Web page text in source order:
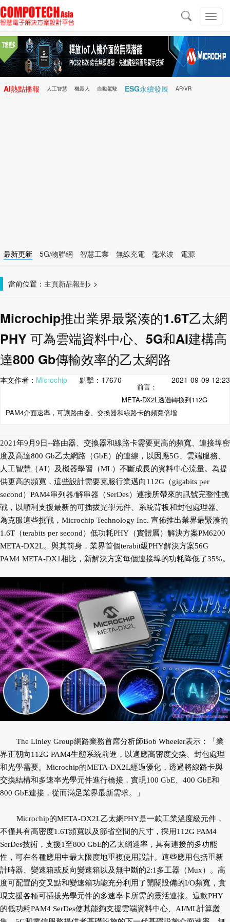
切
換
導
導
航
AI熱點播報 人工智慧 機器人 自動駕駛 ESG永續發展 AR/VR
最新更新 5G/物聯網 智慧工業 無線充電 毫米波
電源
當前位置： 主頁 >
新品報到 >
Microchip推出業界最緊湊的1.6T乙太網
PHY 可為雲端資料中心、5G和AI建構高
達800 Gb傳輸效率的乙太網路
本文作者： Microchip 點擊： 17670 2021-09-09 12:23
前言：
META-DX2L透過轉換到112G
PAM4介面速率，可讓路由器、交換器和線路卡的頻寬倍增
2021年9月9日--路由器、交換器和線路卡需要更高的頻寬、連接埠密
度及高達800 Gb乙太網路（GbE）的連線，以因應5G、雲端服務、
人工智慧（AI）及機器學習（ML）不斷成長的資料中心流量。為提
供更高的頻寬，這些設計需要克服行業邁向112G（gigabits per
second）PAM4串列器/解串器（SerDes）連接所帶來的訊號完整性挑
戰，以順利支援最新的可插拔光學元件、系統背板和封包處理器。
為克服這些挑戰，Microchip Technology Inc. 宣佈推出業界最緊湊的
1.6T（terabits per second）低功耗PHY（實體層）解決方案PM6200
META-DX2L。與其前身，業界首個terabit級PHY解決方案56G
PAM4 META-DX1相比，新解決方案每個連接埠的功耗降低了35%。
The Linley Group網路業務首席分析師Bob Wheeler表示：「業
界正朝向112G PAM4生態系統前進，以適應高密度交換、封包處理
和光學需要。Microchip的META-DX2L經過優化，透過將線路卡與
交換結構和多速率光學元件進行橋接，實現100 GbE、400 GbE和
800 GbE連接，從而滿足業界最新需求。」
Microchip的META-DX2L乙太網PHY是一款工業溫度級元件，
不僅具有高密度1.6T頻寬以及節省空間的尺寸，採用112G PAM4
SerDes技術，支援1至800 GbE的乙太網速率，具有連接的多功能
性，可在各種應用中最大限度地重複使用設計。這些應用包括重新
計時器、變速箱或反向變速箱以及無中斷的2:1多工器（Mux）。高
度可配置的交叉點和變速箱功能充分利用了開關設備的I/O頻寬，實
現支援各種可插拔光學元件的多速率卡所需的靈活連接。這款PHY
的低功耗PAM4 SerDes使其能夠支援雲端資料中心、AI/ML計算叢